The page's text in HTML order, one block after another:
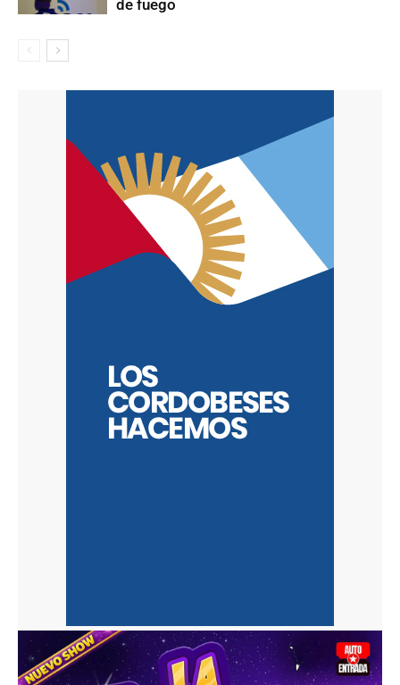
de fuego